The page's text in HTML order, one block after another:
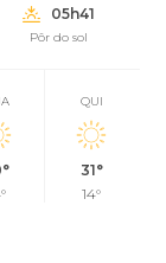
05h41
Pôr do sol
QUI
31°
14°